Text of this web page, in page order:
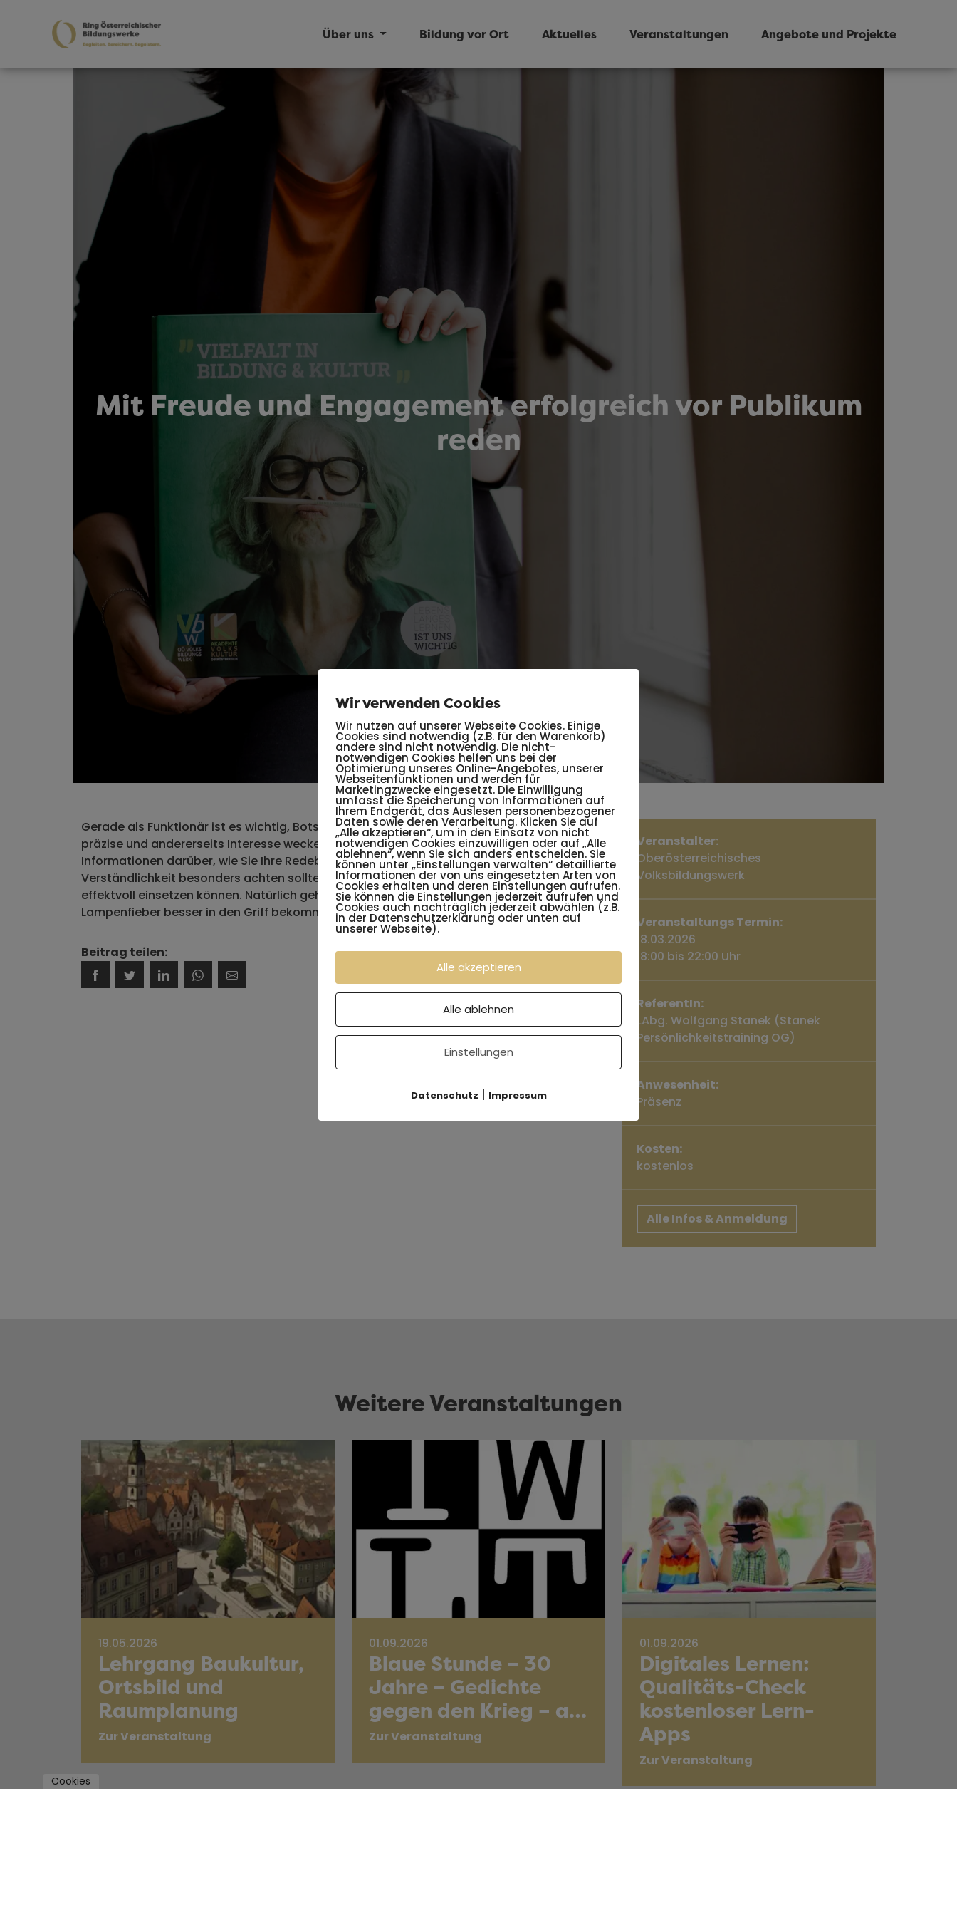
Zum Hauptinhalt springen
Über uns Bildung vor Ort Aktuelles Veranstaltungen Angebote und Projekte
Mit Freude und Engagement erfolgreich vor Publikum
reden
Gerade als Funktionär ist es wichtig, Botschaften einerseits sowohl verständlich als auch
präzise und andererseits Interesse weckend zu senden. In diesem Seminar erhalten Sie
Informationen darüber, wie Sie Ihre Redebeiträge effektiv aufbauen, worauf Sie bei der
Verständlichkeit besonders achten sollten und wie Sie Ihre Sprache und Körpersprache
effektvoll einsetzen können. Natürlich gehen wir auch der Frage nach, wie Sie Ihr
Lampenfieber besser in den Griff bekommen können.
Beitrag teilen: unterstützt durch:
Veranstalter:
Oberösterreichisches
Volksbildungswerk
Veranstaltungs Termin:
18.03.2026
18:00 bis 22:00 Uhr
ReferentIn:
LAbg. Wolfgang Stanek (Stanek
Persönlichkeitstraining OG)
Anwesenheit:
Präsenz
Kosten:
kostenlos
Alle Infos & Anmeldung
Weitere Veranstaltungen
19.05.2026
Lehrgang Baukultur,
Ortsbild und
Raumplanung
Zur Veranstaltung
01.09.2026
Blaue Stunde – 30
Jahre – Gedichte
gegen den Krieg – a…
Zur Veranstaltung
01.09.2026
Digitales Lernen:
Qualitäts-Check
kostenloser Lern-
Apps
Zur Veranstaltung
Cookies
Wir verwenden Cookies
Wir nutzen auf unserer Webseite Cookies. Einige
Cookies sind notwendig (z.B. für den Warenkorb)
andere sind nicht notwendig. Die nicht-
notwendigen Cookies helfen uns bei der
Optimierung unseres Online-Angebotes, unserer
Webseitenfunktionen und werden für
Marketingzwecke eingesetzt. Die Einwilligung
umfasst die Speicherung von Informationen auf
Ihrem Endgerät, das Auslesen personenbezogener
Daten sowie deren Verarbeitung. Klicken Sie auf
„Alle akzeptieren“, um in den Einsatz von nicht
notwendigen Cookies einzuwilligen oder auf „Alle
ablehnen“, wenn Sie sich anders entscheiden. Sie
können unter „Einstellungen verwalten“ detaillierte
Informationen der von uns eingesetzten Arten von
Cookies erhalten und deren Einstellungen aufrufen.
Sie können die Einstellungen jederzeit aufrufen und
Cookies auch nachträglich jederzeit abwählen (z.B.
in der Datenschutzerklärung oder unten auf
unserer Webseite).
Alle akzeptieren
Alle ablehnen
Einstellungen
Datenschutz | Impressum